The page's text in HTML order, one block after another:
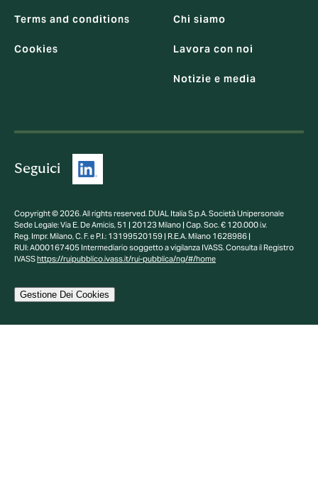
Terms and conditions
Cookies
Chi siamo
Lavora con noi
Notizie e media
Seguici
Copyright © 2026. All rights reserved. DUAL Italia S.p.A. Società Unipersonale
Sede Legale: Via E. De Amicis, 51 | 20123 Milano | Cap. Soc. € 120.000 i.v.
Reg. Impr. Milano, C. F. e P.I.: 13199520159 | R.E.A. Milano 1628986 |
RUI: A000167405 Intermediario soggetto a vigilanza IVASS. Consulta il Registro
IVASShttps://ruipubblico.ivass.it/rui-pubblica/ng/#/home
Gestione Dei Cookies